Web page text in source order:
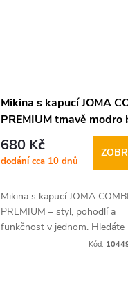
Mikina s kapucí JOMA
PREMIUM tmavě modro
680 Kč
dodání cca 10 dnů
Mikina s kapucí JOMA COMBI
PREMIUM – styl, pohodlí a
funkčnost v jednom. Hledáte
univerzální mikinu, která
Kód: